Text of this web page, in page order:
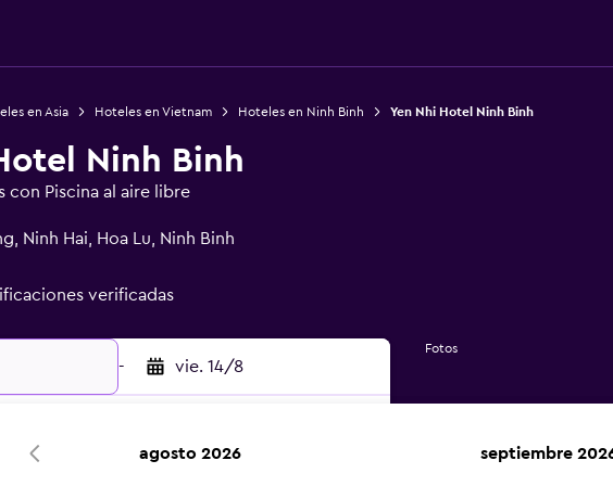
en Asia Hoteles en Vietnam Hoteles en Ninh Binh Yen Nhi Hotel Ninh Binh
Ninh Binh
con Piscina al aire libre
Ninh Hai, Hoa Lu, Ninh Binh
verificadas
- vie. 14/8
Fotos
agosto 2026 septiembre